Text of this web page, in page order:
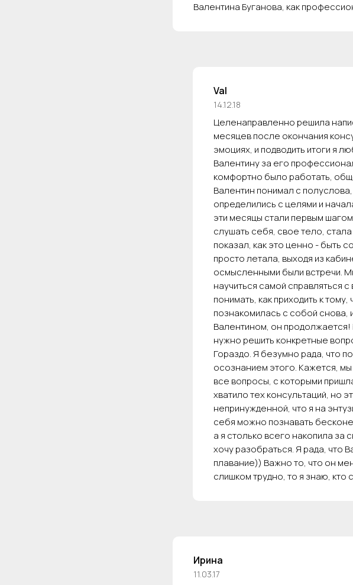
Валентина Буганова, как
Val
14.12.18
Целенаправленно решила
месяцев после окончания
эмоциях, и подводить итоги я
Валентину за его
комфортно было работать,
Валентин понимал с
определились с целями и
эти месяцы стали первым
слушать себя, свое тело,
показал, как это ценно - быть
просто летала, выходя из
осмысленными были встречи.
научиться самой справляться
понимать, как приходить к
познакомилась с собой снова,
Валентином, он
нужно решить конкретные
Гораздо. Я безумно рада, что
осознанием этого. Кажется,
все вопросы, с которыми
хватило тех консультаций, но
непринужденной, что я на
себя можно познавать
а я столько всего накопила
хочу разобраться. Я рада, что
плавание)) Важно то, что он
слишком трудно, то я знаю,
Ирина
11.03.17